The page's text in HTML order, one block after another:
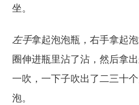
坐。
左手拿起泡泡瓶，右手拿起
圈伸进瓶里沾了沾，然后拿
一吹，一下子吹出了二三十
泡。